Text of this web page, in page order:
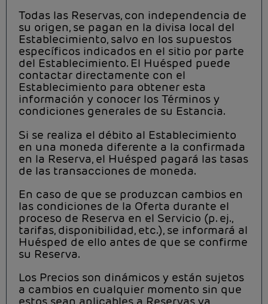
Todas las Reservas, con independencia de
su origen, se pagan en la divisa local del
Establecimiento, salvo en los supuestos
específicos indicados en el sitio por parte
del Establecimiento. El Huésped puede
contactar directamente con el
Establecimiento para obtener esta
información y conocer los Términos y
condiciones generales de su Estancia.
Si se realiza el débito al Establecimiento
en una moneda diferente a la confirmada
en la Reserva, el Huésped pagará las tasas
de las transacciones de moneda.
En caso de que se produzcan cambios en
las condiciones de la Oferta durante el
proceso de Reserva en el Servicio (p. ej.,
tarifas, disponibilidad, etc.), se informará al
Huésped de ello antes de que se confirme
su Reserva.
Los Precios son dinámicos y están sujetos
a cambios en cualquier momento sin que
estos sean aplicables a Reservas ya